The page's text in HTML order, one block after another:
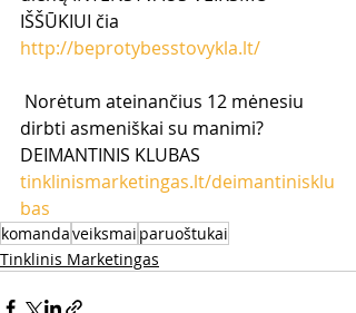
IŠŠŪKIUI čia
http://beprotybesstovykla.lt/
dirbti asmeniškai su manimi?
DEIMANTINIS KLUBAS
tinklinismarketingas.lt/deimantinisklu
bas
komandaveiksmai paruoštukai
Tinklinis Marketingas